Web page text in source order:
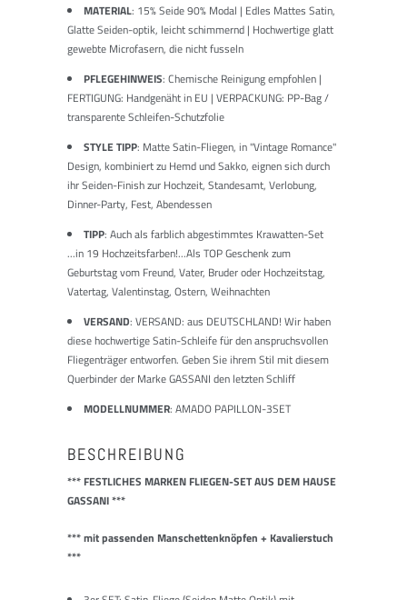
MATERIAL: 15% Seide 90% Modal | Edles Mattes Satin,
Glatte Seiden-optik, leicht schimmernd | Hochwertige glatt
gewebte Microfasern, die nicht fusseln
PFLEGEHINWEIS: Chemische Reinigung empfohlen |
FERTIGUNG: Handgenäht in EU | VERPACKUNG: PP-Bag /
transparente Schleifen-Schutzfolie
STYLE TIPP: Matte Satin-Fliegen, in "Vintage Romance"
Design, kombiniert zu Hemd und Sakko, eignen sich durch
ihr Seiden-Finish zur Hochzeit, Standesamt, Verlobung,
Dinner-Party, Fest, Abendessen
TIPP: Auch als farblich abgestimmtes Krawatten-Set
...in 19 Hochzeitsfarben!...Als TOP Geschenk zum
Geburtstag vom Freund, Vater, Bruder oder Hochzeitstag,
Vatertag, Valentinstag, Ostern, Weihnachten
VERSAND: VERSAND: aus DEUTSCHLAND! Wir haben
diese hochwertige Satin-Schleife für den anspruchsvollen
Fliegenträger entworfen. Geben Sie ihrem Stil mit diesem
Querbinder der Marke GASSANI den letzten Schliff
MODELLNUMMER: AMADO PAPILLON-3SET
BESCHREIBUNG
*** FESTLICHES MARKEN FLIEGEN-SET AUS DEM HAUSE
GASSANI ***
*** mit passenden Manschettenknöpfen + Kavalierstuch
***